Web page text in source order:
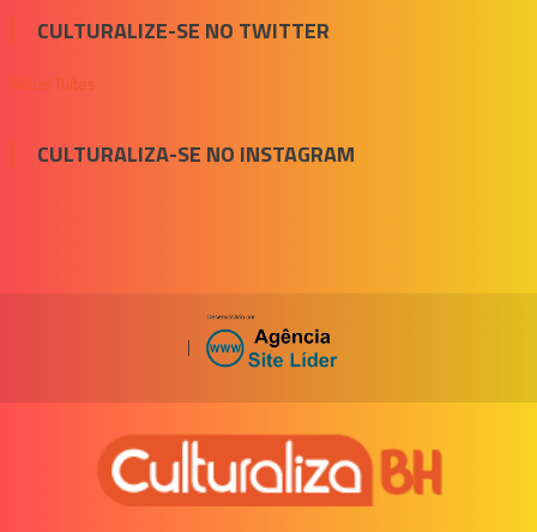
CULTURALIZE-SE NO TWITTER
Meus Tuítes
CULTURALIZA-SE NO INSTAGRAM
|